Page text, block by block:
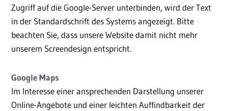
Zugriff auf die Google-Server unterbinden, wird der Text
in der Standardschrift des Systems angezeigt. Bitte
beachten Sie, dass unsere Website damit nicht mehr
unserem Screendesign entspricht.
Google Maps
Im Interesse einer ansprechenden Darstellung unserer
Online-Angebote und einer leichten Auffindbarkeit der